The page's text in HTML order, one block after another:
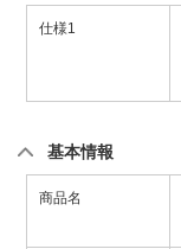
仕様1
基本情報
商品名